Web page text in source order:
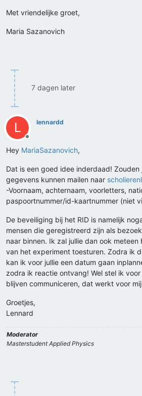
Met vriendelijke groet,
Maria Sazanovich
7 dagen later
L
Offline
lennardd
Hey MariaSazanovich,
Dat is een goed idee inderdaad!
gegevens kunnen mailen naar
-Voornaam, achternaam, voorletters,
paspoortnummer/id-kaartnummer (niet
De beveiliging bij het RID is namelijk
mensen die geregistreerd zijn als
naar binnen. Ik zal jullie dan ook
van het experiment toesturen. Zodra ik
kan ik voor jullie een datum gaan
zodra ik reactie ontvang! Wel stel ik
blijven communiceren, dat werkt voor
Groetjes,
Lennard
Moderator
Masterstudent Applied Physics